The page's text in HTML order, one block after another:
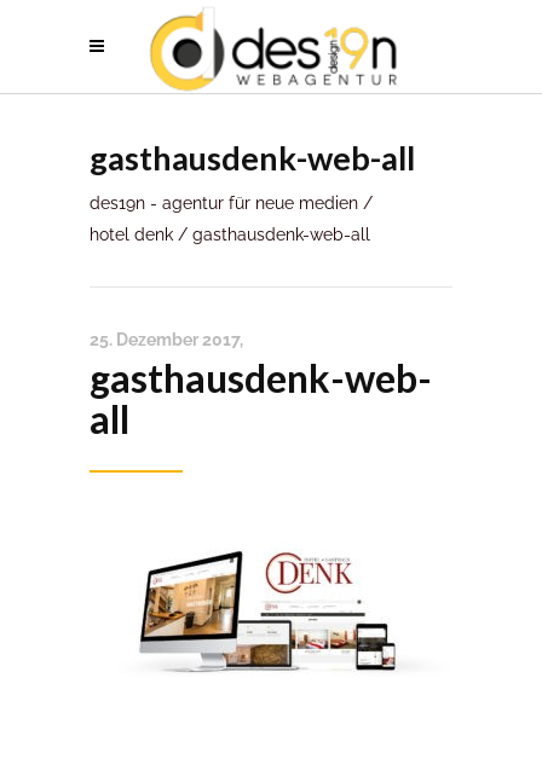
gasthausdenk-web-all
des19n - agentur für neue medien /
hotel denk / gasthausdenk-web-all
25. Dezember 2017
gasthausdenk-web-
all